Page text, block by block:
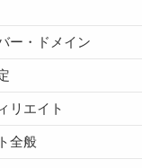
ー・ドメイン
リエイト
全般